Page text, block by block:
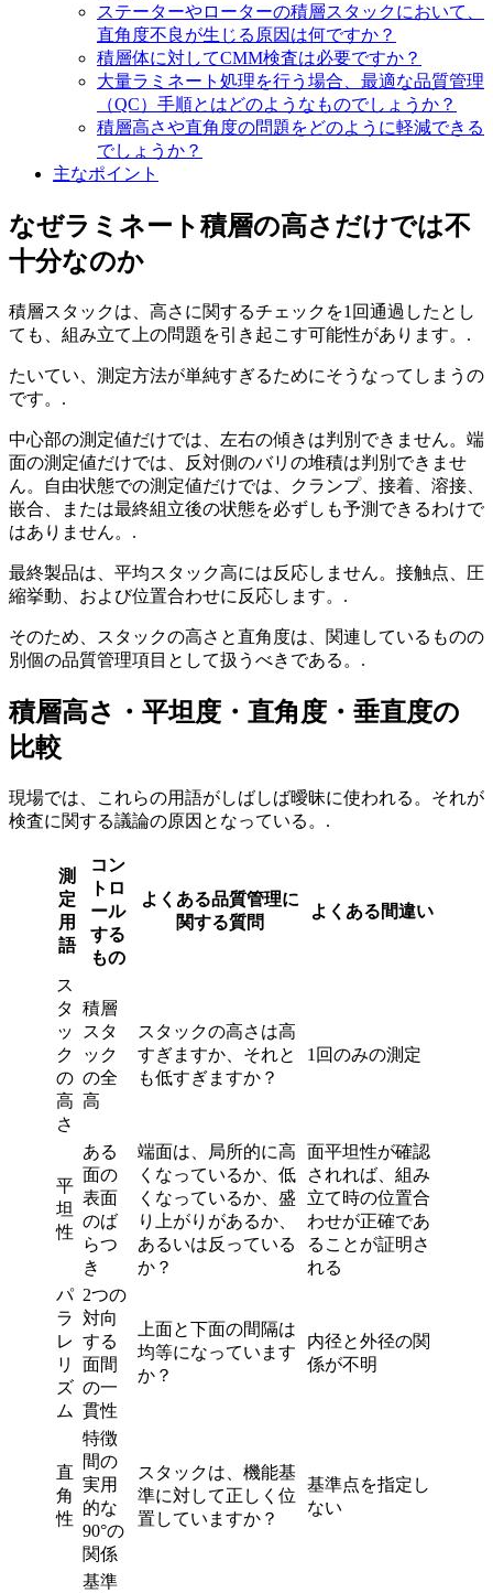
ステーターやローターの積層スタックにおいて、
直角度不良が生じる原因は何ですか？
積層体に対してCMM検査は必要ですか？
大量ラミネート処理を行う場合、最適な品質管理
（QC）手順とはどのようなものでしょうか？
積層高さや直角度の問題をどのように軽減できる
でしょうか？
主なポイント
なぜラミネート積層の高さだけでは不
十分なのか
積層スタックは、高さに関するチェックを1回通過したとし
ても、組み立て上の問題を引き起こす可能性があります。.
たいてい、測定方法が単純すぎるためにそうなってしまうの
です。.
中心部の測定値だけでは、左右の傾きは判別できません。端
面の測定値だけでは、反対側のバリの堆積は判別できませ
ん。自由状態での測定値だけでは、クランプ、接着、溶接、
嵌合、または最終組立後の状態を必ずしも予測できるわけで
はありません。.
最終製品は、平均スタック高には反応しません。接触点、圧
縮挙動、および位置合わせに反応します。.
そのため、スタックの高さと直角度は、関連しているものの
別個の品質管理項目として扱うべきである。.
積層高さ・平坦度・直角度・垂直度の
比較
現場では、これらの用語がしばしば曖昧に使われる。それが
検査に関する議論の原因となっている。.
測
定
用
語
コン
トロ
ール
する
もの
よくある品質管理に
関する質問
よくある間違い
ス
タ
ッ
ク
の
高
さ
積層
スタ
ック
の全
高
スタックの高さは高
すぎますか、それと
も低すぎますか？
1回のみの測定
平
坦
性
ある
面の
表面
のば
らつ
き
端面は、局所的に高
くなっているか、低
くなっているか、盛
り上がりがあるか、
あるいは反っている
か？
面平坦性が確認
されれば、組み
立て時の位置合
わせが正確であ
ることが証明さ
れる
パ
ラ
レ
リ
ズ
ム
2つの
対向
する
面間
の一
貫性
上面と下面の間隔は
均等になっています
か？
内径と外径の関
係が不明
直
角
性
特徴
間の
実用
的な
90°の
関係
スタックは、機能基
準に対して正しく位
置していますか？
基準点を指定し
ない
基準